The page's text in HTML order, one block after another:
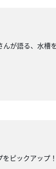
が語る、水槽
ピックアップ